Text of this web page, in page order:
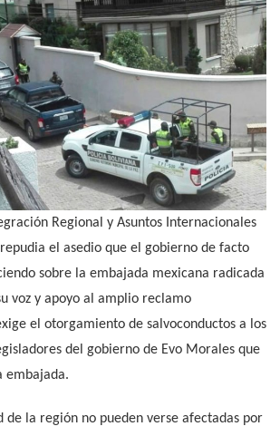
Regional y Asuntos Internacionales
el asedio que el gobierno de facto
sobre la embajada mexicana radicada
voz y apoyo al amplio reclamo
el otorgamiento de salvoconductos a los
del gobierno de Evo Morales que
embajada.
de la región no pueden verse afectadas por